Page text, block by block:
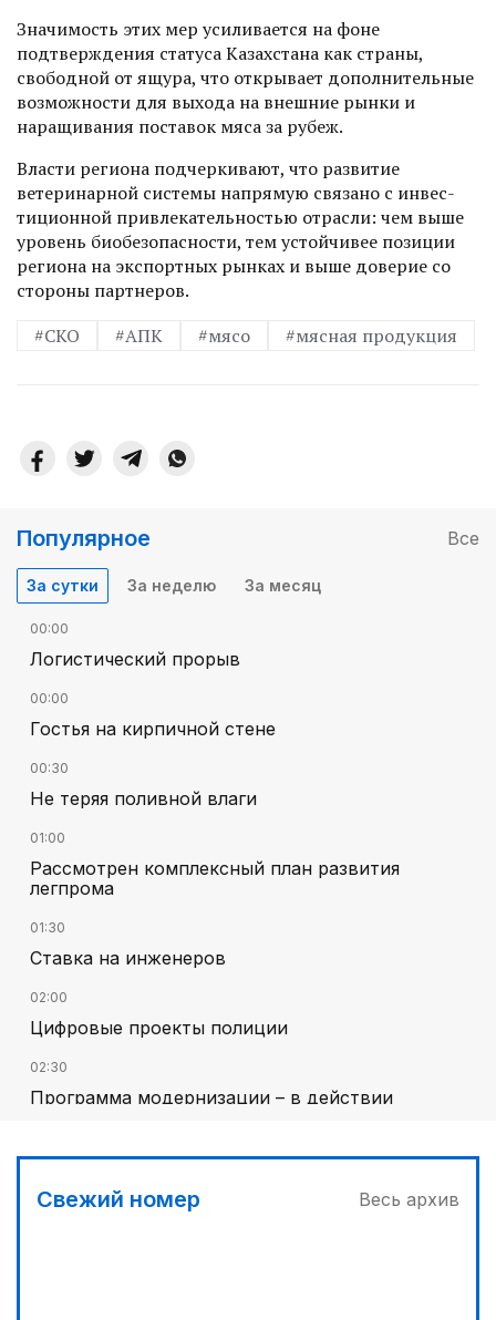
Значимость этих мер усили­вается на фоне
подтверждения статуса Казахстана как страны,
свободной от ящура, что открывает­ дополнительные
возможности для выхода на внешние рынки и
наращивания поставок мяса за рубеж.
Власти региона подчеркивают, что развитие
ветеринарной сис­темы напрямую связано с инвес­
тиционной привлекательностью отрасли: чем выше
уровень био­безопасности, тем устойчивее позиции
региона на экспортных рынках и выше доверие со
стороны партнеров.
#СКО
#АПК #мясо #мясная продукция
Популярное Все
За сутки За неделю За месяц
00:00
Логистический прорыв
00:00
Гостья на кирпичной стене
00:30
Не теряя поливной влаги
01:00
Рассмотрен комплексный план развития
легпрома
01:30
Ставка на инженеров
02:00
Цифровые проекты полиции
02:30
Программа модернизации – в действии
гарантии и пределы автоматизации
Свежий номер Весь архив